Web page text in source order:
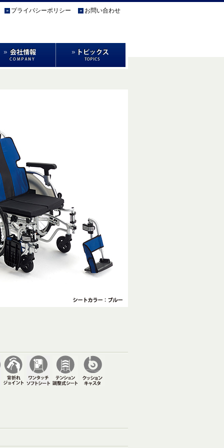
プライバシーポリシー お問い合わせ